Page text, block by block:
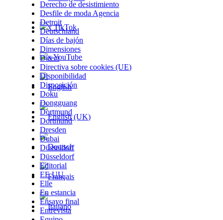
x TikTok
x YouTube
Derecho de desistimiento
Desfile de moda Agencia
Detroit
Deutschland
Días de bajón
Dimensiones
Direct
Directiva sobre cookies (UE)
Disponibilidad
Disposición
Doku
Dongguang
Dortmund
Dortmund
Dresden
Dubai
Düsseldorf
Düsseldorf
Editorial
EE.UU.
Elle
En estancia
Ensayo final
Entrevista